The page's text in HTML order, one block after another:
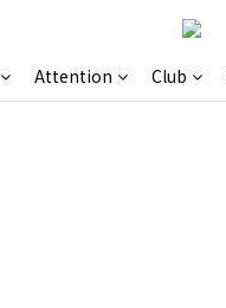
Attention Club